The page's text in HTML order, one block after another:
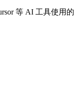
等 AI 工具使用的